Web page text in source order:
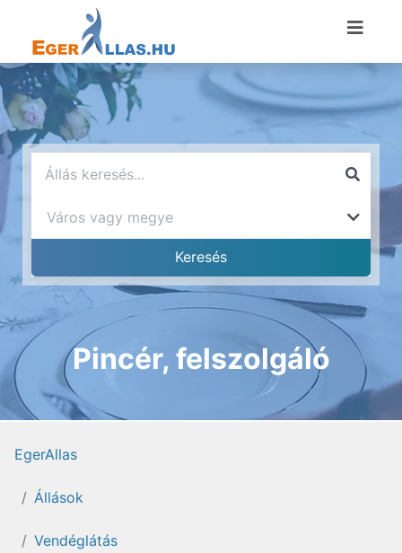
Pincér, felszolgáló
EgerAllas
Állások
Vendéglátás